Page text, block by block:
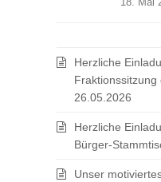
Herzliche
Fraktionssitzung
26.05.2026
Herzliche
Bürger-
Unser